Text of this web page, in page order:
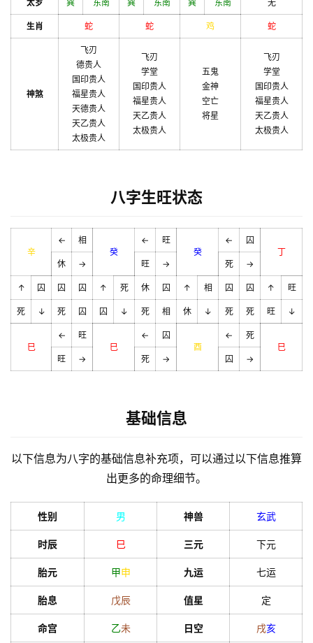
太岁 巽 东南 巽 东南 巽 东南 无
生肖 蛇 蛇 鸡 蛇
神煞
飞刃
德贵人
国印贵人
福星贵人
天德贵人
天乙贵人
太极贵人
飞刃
学堂
国印贵人
福星贵人
天乙贵人
太极贵人
五鬼
金神
空亡
将星
飞刃
学堂
国印贵人
福星贵人
天乙贵人
太极贵人
八字生旺状态
辛
←
相
癸
←
旺
癸
←
囚
丁
休
→ 旺 → 死 →
↑ 囚 囚 囚 ↑ 死 休 囚 ↑ 相 囚 囚 ↑ 旺
死 ↓ 死 囚 囚 ↓ 死 相 休 ↓ 死 死 旺 ↓
巳
←
旺
巳
←
囚
酉
←
死
巳
旺
→ 死 → 囚 →
基础信息
以下信息为八字的基础信息补充项，可以通过以下信息推算
出更多的命理细节。
性别 男 神兽 玄武
时辰 巳 三元 下元
胎元 甲申 九运 七运
胎息 戊辰 值星 定
命宫 乙未 日空 戌亥